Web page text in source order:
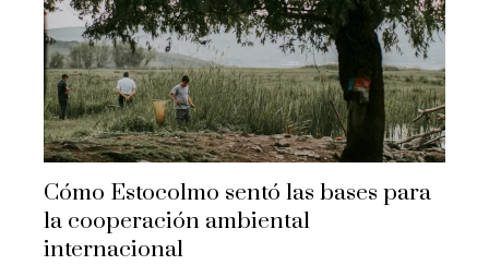
Cómo Estocolmo sentó las bases para
la cooperación ambiental
internacional